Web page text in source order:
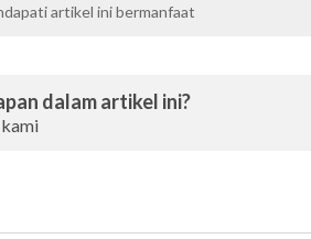
artikel ini bermanfaat
dalam artikel ini?